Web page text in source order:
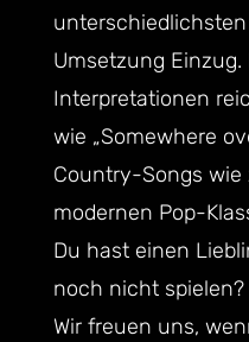
Umsetzung Einzug.
Interpretationen
wie „Somewhere
Country-Songs wie
modernen Pop-
Du hast einen
noch nicht
Wir freuen uns,